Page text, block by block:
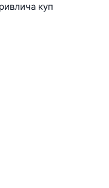
куп